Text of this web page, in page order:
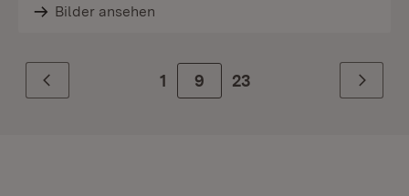
Bilder ansehen
Zurück 1 Zur Seite
9 23 Weiter